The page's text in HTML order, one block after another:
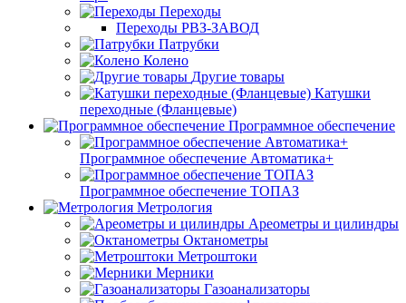
Переходы
Переходы РВЗ-ЗАВОД
Патрубки
Колено
Другие товары
Катушки
переходные (Фланцевые)
Программное обеспечение
Программное обеспечение Автоматика+
Программное обеспечение ТОПАЗ
Метрология
Ареометры и цилиндры
Октанометры
Метроштоки
Мерники
Газоанализаторы